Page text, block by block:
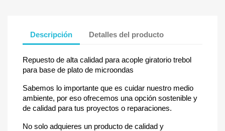
Descripción Detalles del producto
Repuesto de alta calidad para acople giratorio trebol
para base de plato de microondas
Sabemos lo importante que es cuidar nuestro medio
ambiente, por eso ofrecemos una opción sostenible y
de calidad para tus proyectos o reparaciones.
No solo adquieres un producto de calidad y